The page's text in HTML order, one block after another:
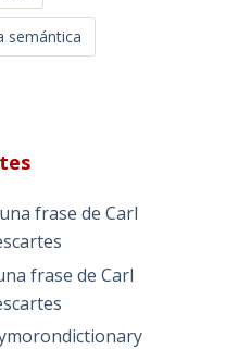
semántica
frase de Carl
frase de Carl